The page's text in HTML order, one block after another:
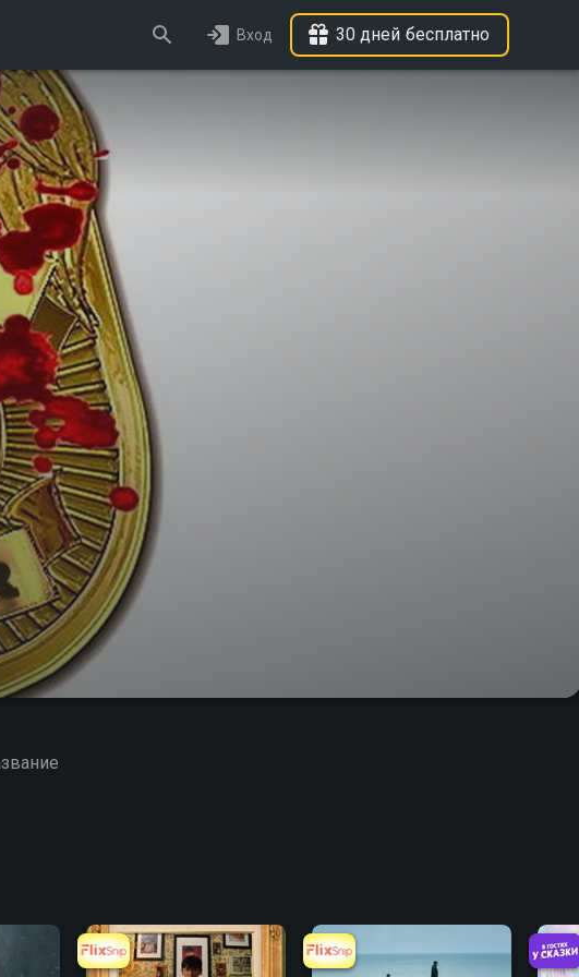
Вход 30 дней бесплатно